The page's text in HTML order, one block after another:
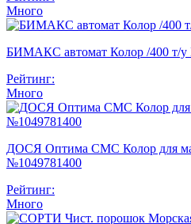
Много
БИМАКС автомат Колор /400 т/у
Рейтинг:
Много
ДОСЯ Оптима СМС Колор для
№1049781400
Рейтинг:
Много